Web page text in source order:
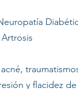
y flacidez de